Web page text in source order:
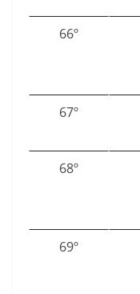
66º
67º
68º
69º